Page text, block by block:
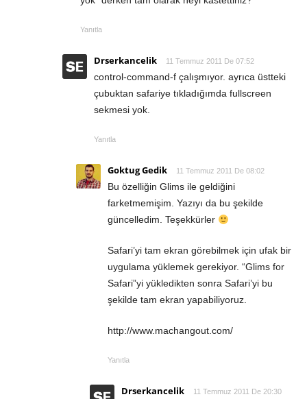
Yanıtla
Drserkancelik 11 Temmuz 2011 De 07:52
control-command-f çalışmıyor. ayrıca üstteki
çubuktan safariye tıkladığımda fullscreen
sekmesi yok.
Yanıtla
Goktug Gedik 11 Temmuz 2011 De 08:02
Bu özelliğin Glims ile geldiğini
farketmemişim. Yazıyı da bu şekilde
güncelledim. Teşekkürler
Safari’yi tam ekran görebilmek için ufak bir
uygulama yüklemek gerekiyor. “Glims for
Safari”yi yükledikten sonra Safari’yi bu
şekilde tam ekran yapabiliyoruz.
http://www.machangout.com/
Yanıtla
Drserkancelik 11 Temmuz 2011 De 20:30